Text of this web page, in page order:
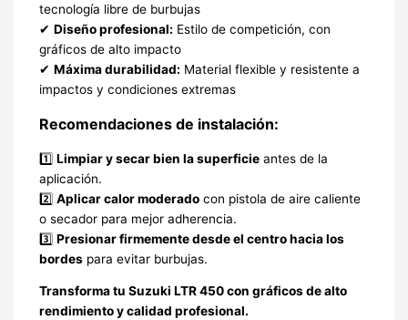
tecnología libre de burbujas
✔ Diseño profesional: Estilo de competición, con
gráficos de alto impacto
✔ Máxima durabilidad: Material flexible y resistente a
impactos y condiciones extremas
Recomendaciones de instalación:
1️⃣ Limpiar y secar bien la superficieantes de la
aplicación.
2️⃣ Aplicar calor moderadocon pistola de aire caliente
o secador para mejor adherencia.
3️⃣ Presionar firmemente desde el centro hacia los
bordespara evitar burbujas.
Transforma tu Suzuki LTR 450 con gráficos de alto
rendimiento y calidad profesional.